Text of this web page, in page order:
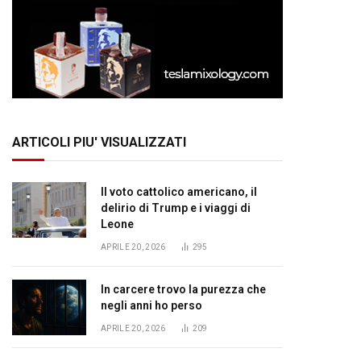
ARTICOLI PIU' VISUALIZZATI
Il voto cattolico americano, il
delirio di Trump e i viaggi di
Leone
APRILE 20, 2026 295
In carcere trovo la purezza che
negli anni ho perso
APRILE 20, 2026 209